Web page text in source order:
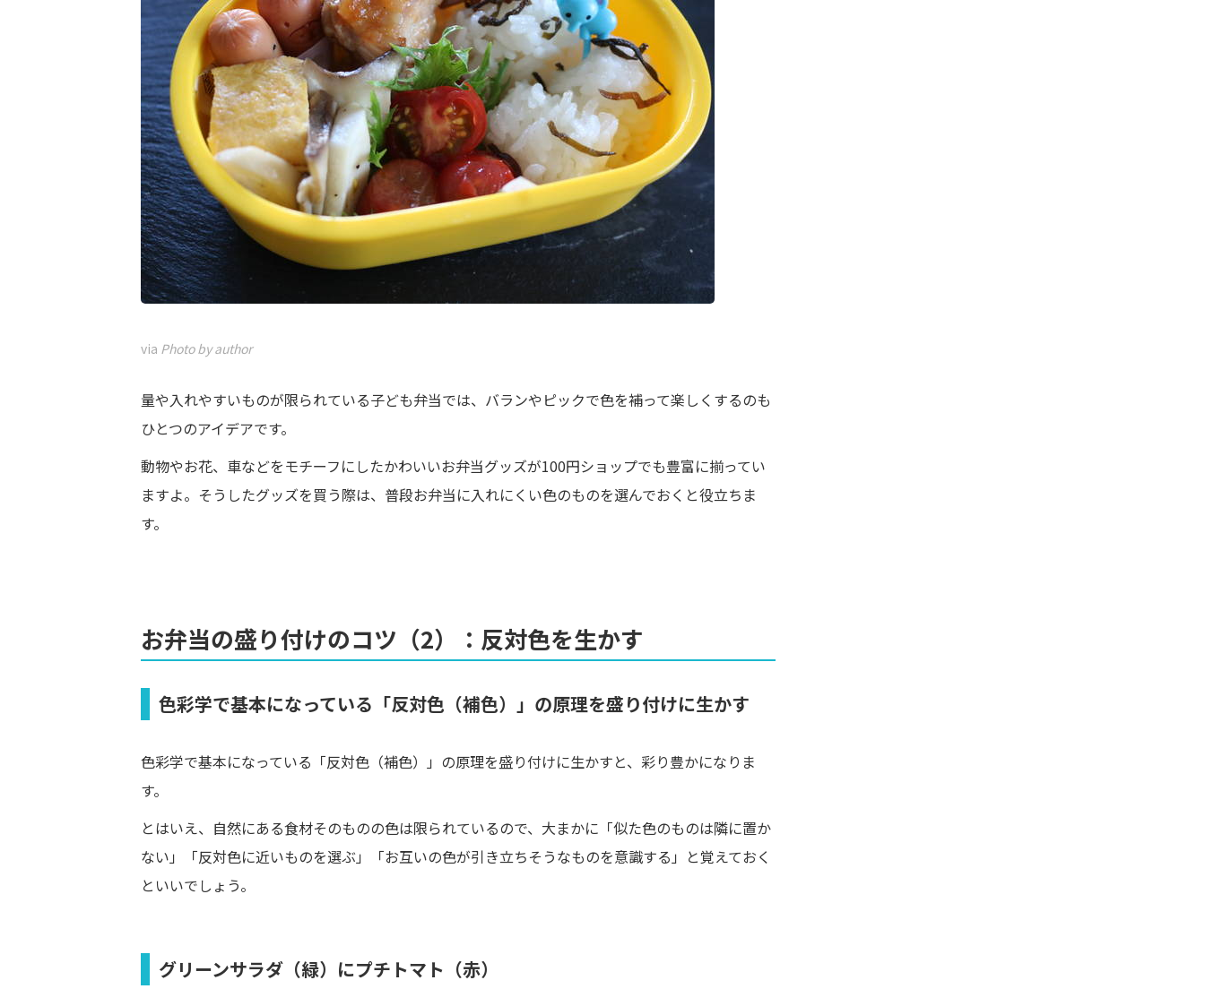
via Photo by author
量や入れやすいものが限られている子ども弁当では、バランやピックで色を補って楽しくするのも
ひとつのアイデアです。
動物やお花、車などをモチーフにしたかわいいお弁当グッズが100円ショップでも豊富に揃ってい
ますよ。そうしたグッズを買う際は、普段お弁当に入れにくい色のものを選んでおくと役立ちま
す。
お弁当の盛り付けのコツ（2）：反対色を生かす
色彩学で基本になっている「反対色（補色）」の原理を盛り付けに生かす
色彩学で基本になっている「反対色（補色）」の原理を盛り付けに生かすと、彩り豊かになりま
す。
とはいえ、自然にある食材そのものの色は限られているので、大まかに「似た色のものは隣に置か
ない」「反対色に近いものを選ぶ」「お互いの色が引き立ちそうなものを意識する」と覚えておく
といいでしょう。
グリーンサラダ（緑）にプチトマト（赤）